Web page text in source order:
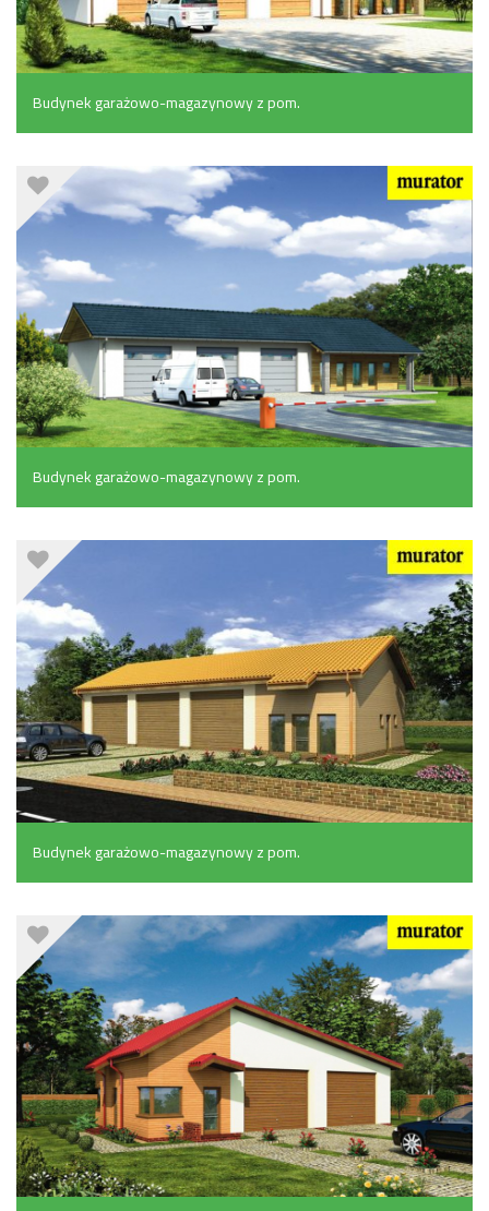
Budynek garażowo-magazynowy z pom.
pomocniczymi i częścią rekreacyjną (130.6 m²)
Budynek garażowo-magazynowy z pom.
pomocniczymi (160.2 m²)
Budynek garażowo-magazynowy z pom.
pomocniczymi (162 m²)